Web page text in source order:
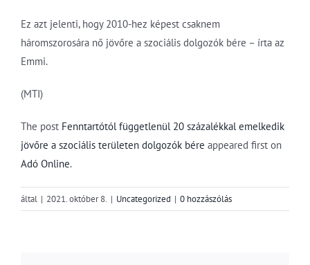
Ez azt jelenti, hogy 2010-hez képest csaknem
háromszorosára nő jövőre a szociális dolgozók bére – írta az
Emmi.
(MTI)
The post Fenntartótól függetlenül 20 százalékkal emelkedik
jövőre a szociális területen dolgozók bére appeared first on
Adó Online.
által | 2021. október 8. | Uncategorized | 0 hozzászólás